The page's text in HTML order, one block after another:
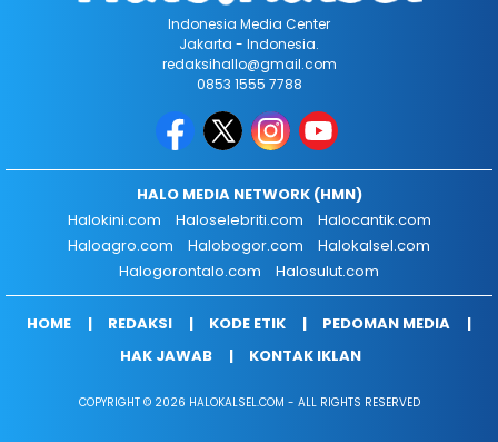
Indonesia Media Center
Jakarta - Indonesia.
redaksihallo@gmail.com
0853 1555 7788
HALO MEDIA NETWORK (HMN)
Halokini.com
Haloselebriti.com
Halocantik.com
Haloagro.com
Halobogor.com
Halokalsel.com
Halogorontalo.com
Halosulut.com
HOME REDAKSI KODE ETIK
PEDOMAN MEDIA
HAK JAWAB
KONTAK IKLAN
COPYRIGHT © 2026 HALOKALSEL.COM - ALL RIGHTS RESERVED